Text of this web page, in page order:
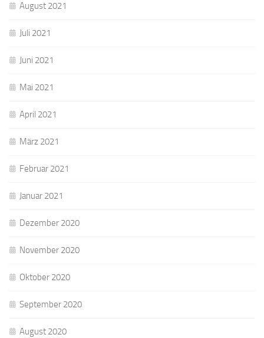
August 2021
Juli 2021
Juni 2021
Mai 2021
April 2021
März 2021
Februar 2021
Januar 2021
Dezember 2020
November 2020
Oktober 2020
September 2020
August 2020